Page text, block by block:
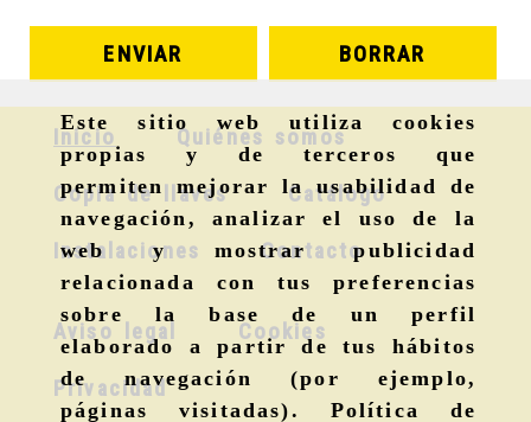
Este sitio web utiliza cookies
propias y de terceros que
permiten mejorar la usabilidad de
navegación, analizar el uso de la
web y mostrar publicidad
relacionada con tus preferencias
sobre la base de un perfil
elaborado a partir de tus hábitos
de navegación (por ejemplo,
páginas visitadas). Política de
ENVIAR BORRAR
Inicio Quiénes somos
Copia de llaves Catálogo
Instalaciones Contacto
Aviso legal Cookies
Privacidad